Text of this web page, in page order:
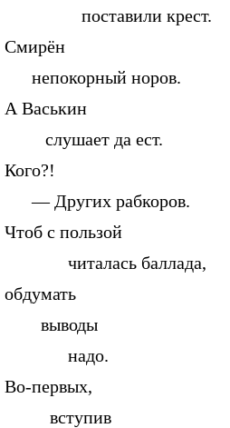
поставили крест.
Смирён
непокорный норов.
А Васькин
слушает да ест.
Кого?!
— Других рабкоров.
Чтоб с пользой
читалась баллада,
обдумать
выводы
надо.
Во-первых,
вступив